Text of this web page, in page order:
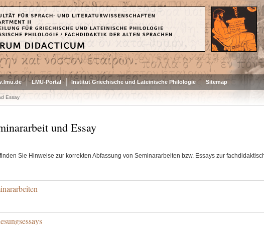
LMU-Portal Institut Griechische und Lateinische Philologie Sitemap
Essay
und Essay
Sie Hinweise zur korrekten Abfassung von Seminararbeiten bzw. Essays zur